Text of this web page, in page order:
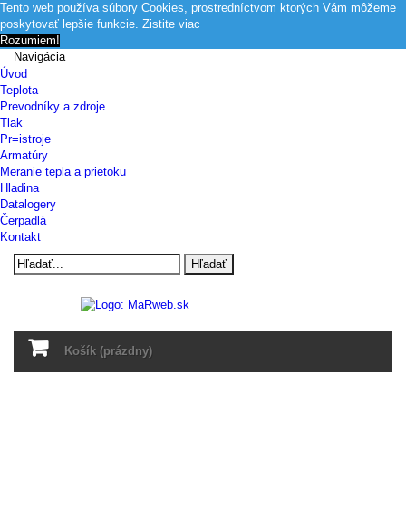
Tento web používa súbory Cookies, prostredníctvom ktorých Vám môžeme
poskytovať lepšie funkcie. Zistite viac
Rozumiem!
Navigácia
Úvod
Teplota
Prevodníky a zdroje
Tlak
Pr=istroje
Armatúry
Meranie tepla a prietoku
Hladina
Datalogery
Čerpadlá
Kontakt
Hľadať
Košík (prázdny)